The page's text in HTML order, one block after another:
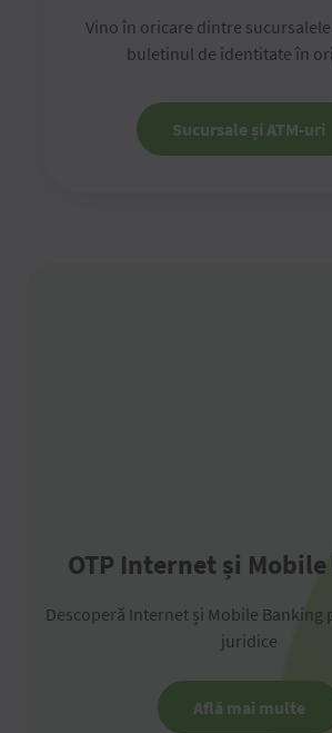
Vino în oricare dintre
buletinul de identitate în
Sucursale și ATM-uri
OTP Internet și
Descoperă Internet și Mobile Banking
juridice
Află mai multe